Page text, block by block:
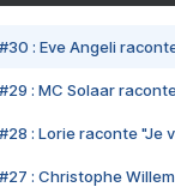
#30 : Eve Angeli
#29 : MC Solaar
#28 : Lorie raconte "Je
#27 : Christophe